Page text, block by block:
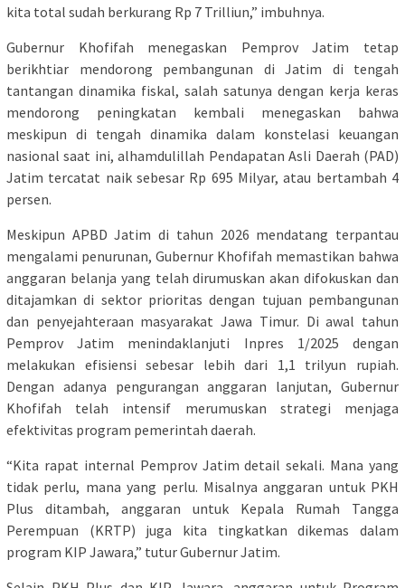
kita total sudah berkurang Rp 7 Trilliun,” imbuhnya.
Gubernur Khofifah menegaskan Pemprov Jatim tetap
berikhtiar mendorong pembangunan di Jatim di tengah
tantangan dinamika fiskal, salah satunya dengan kerja keras
mendorong peningkatan kembali menegaskan bahwa
meskipun di tengah dinamika dalam konstelasi keuangan
nasional saat ini, alhamdulillah Pendapatan Asli Daerah (PAD)
Jatim tercatat naik sebesar Rp 695 Milyar, atau bertambah 4
persen.
Meskipun APBD Jatim di tahun 2026 mendatang terpantau
mengalami penurunan, Gubernur Khofifah memastikan bahwa
anggaran belanja yang telah dirumuskan akan difokuskan dan
ditajamkan di sektor prioritas dengan tujuan pembangunan
dan penyejahteraan masyarakat Jawa Timur. Di awal tahun
Pemprov Jatim menindaklanjuti Inpres 1/2025 dengan
melakukan efisiensi sebesar lebih dari 1,1 trilyun rupiah.
Dengan adanya pengurangan anggaran lanjutan, Gubernur
Khofifah telah intensif merumuskan strategi menjaga
efektivitas program pemerintah daerah.
“Kita rapat internal Pemprov Jatim detail sekali. Mana yang
tidak perlu, mana yang perlu. Misalnya anggaran untuk PKH
Plus ditambah, anggaran untuk Kepala Rumah Tangga
Perempuan (KRTP) juga kita tingkatkan dikemas dalam
program KIP Jawara,” tutur Gubernur Jatim.